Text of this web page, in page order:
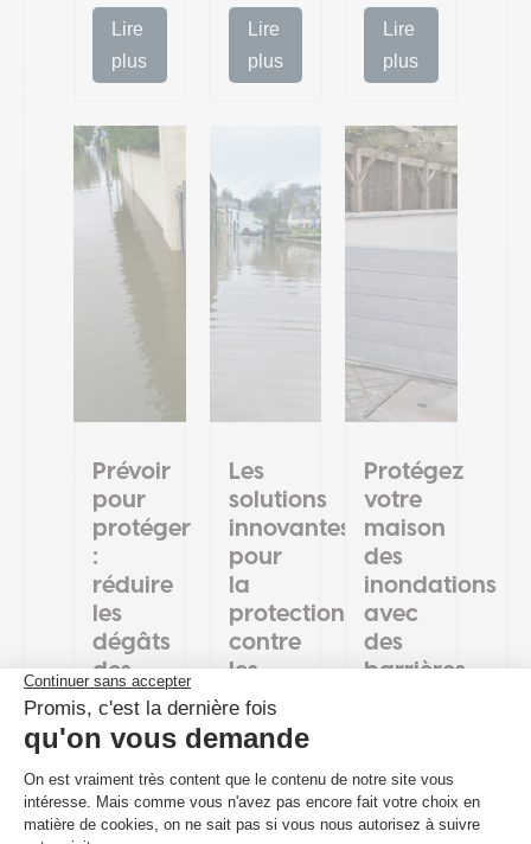
Lire
plus
Lire
plus
Lire
plus
Prévoir
pour
protéger
:
réduire
les
dégâts
des
inondations
avec
9 Oct 2024
Les
solutions
innovantes
pour
la
protection
contre
les
inondations
28 Août 2024
Face à
la
Protégez
votre
maison
des
inondations
avec
des
barrières
26 Août 2024
Les